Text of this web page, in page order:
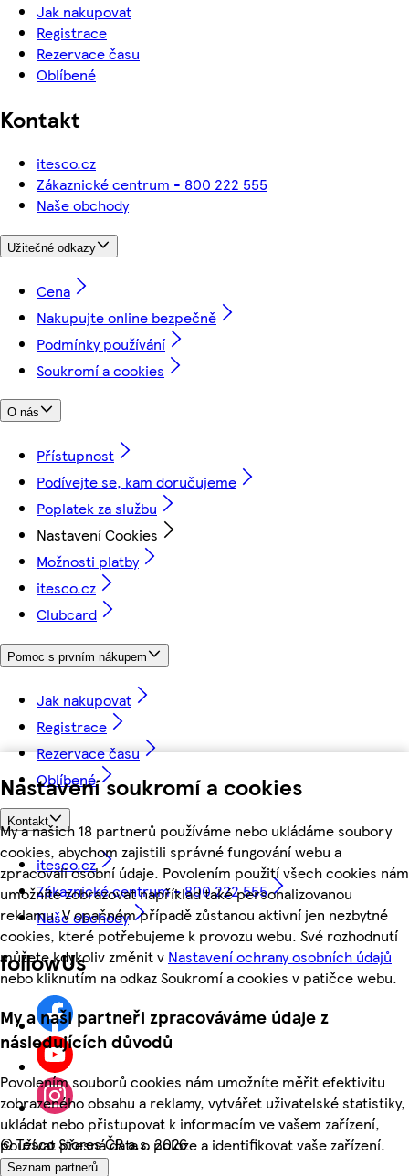
Nastavení soukromí a cookies
My a našich 18 partnerů používáme nebo ukládáme soubory
cookies, abychom zajistili správné fungování webu a
zpracovali osobní údaje. Povolením použití všech cookies nám
umožníte zobrazovat například také personalizovanou
reklamu. V opačném případě zůstanou aktivní jen nezbytné
cookies, které potřebujeme k provozu webu. Své rozhodnutí
můžete kdykoliv změnit v Nastavení ochrany osobních údajů
nebo kliknutím na odkaz Soukromí a cookies v patičce webu.
My a naši partneři zpracováváme údaje z
následujících důvodů
Povolením souborů cookies nám umožníte měřit efektivitu
zobrazeného obsahu a reklamy, vytvářet uživatelské statistiky,
ukládat nebo přistupovat k informacím ve vašem zařízení,
používat přesná data o poloze a identifikovat vaše zařízení.
Seznam partnerů.
Jak nakupovat
Registrace
Rezervace času
Oblíbené
Kontakt
itesco.cz
Zákaznické centrum - 800 222 555
Naše obchody
Užitečné odkazy
Cena
Nakupujte online bezpečně
Podmínky používání
Soukromí a cookies
O nás
Přístupnost
Podívejte se, kam doručujeme
Poplatek za službu
Nastavení Cookies
Možnosti platby
itesco.cz
Clubcard
Pomoc s prvním nákupem
Jak nakupovat
Registrace
Rezervace času
Oblíbené
Kontakt
itesco.cz
Zákaznické centrum - 800 222 555
Naše obchody
followUs
©Tesco Stores ČR a.s. 2026